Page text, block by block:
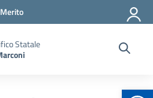
Statale